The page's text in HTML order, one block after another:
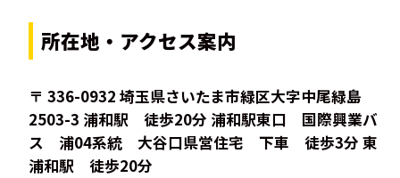
所在地・アクセス案内
〒 336-0932 埼玉県さいたま市緑区大字中尾緑島
2503-3 浦和駅 徒歩20分 浦和駅東口 国際興業バ
ス 浦04系統 大谷口県営住宅 下車 徒歩3分 東
浦和駅 徒歩20分